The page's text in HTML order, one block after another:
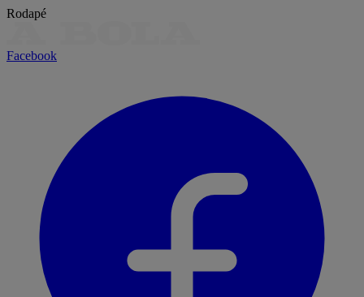
Rodapé
Facebook